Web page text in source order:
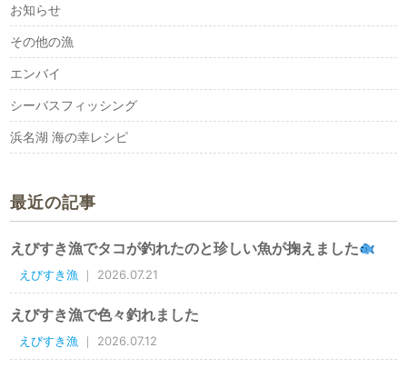
お知らせ
その他の漁
エンバイ
シーバスフィッシング
浜名湖 海の幸レシピ
最近の記事
えびすき漁でタコが釣れたのと珍しい魚が掬えました
えびすき漁 ｜ 2026.07.21
えびすき漁で色々釣れました
えびすき漁 ｜ 2026.07.12